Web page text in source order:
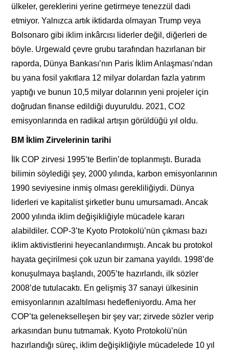
ülkeler, gereklerini yerine getirmeye tenezzül dadi
etmiyor. Yalnızca artık iktidarda olmayan Trump veya
Bolsonaro gibi iklim inkârcısı liderler değil, diğerleri de
böyle. Urgewald çevre grubu tarafından hazırlanan bir
raporda, Dünya Bankası’nın Paris İklim Anlaşması’ndan
bu yana fosil yakıtlara 12 milyar dolardan fazla yatırım
yaptığı ve bunun 10,5 milyar dolarının yeni projeler için
doğrudan finanse edildiği duyuruldu. 2021, CO2
emisyonlarında en radikal artışın görüldüğü yıl oldu.
BM İklim Zirvelerinin tarihi
İlk COP zirvesi 1995’te Berlin’de toplanmıştı. Burada
bilimin söylediği şey, 2000 yılında, karbon emisyonlarının
1990 seviyesine inmiş olması gerekliliğiydi. Dünya
liderleri ve kapitalist şirketler bunu umursamadı. Ancak
2000 yılında iklim değişikliğiyle mücadele kararı
alabildiler. COP-3’te Kyoto Protokolü’nün çıkması bazı
iklim aktivistlerini heyecanlandırmıştı. Ancak bu protokol
hayata geçirilmesi çok uzun bir zamana yayıldı. 1998’de
konuşulmaya başlandı, 2005’te hazırlandı, ilk sözler
2008’de tutulacaktı. En gelişmiş 37 sanayi ülkesinin
emisyonlarının azaltılması hedefleniyordu. Ama her
COP’ta gelenekselleşen bir şey var; zirvede sözler verip
arkasından bunu tutmamak. Kyoto Protokolü’nün
hazırlandığı süreç, iklim değişikliğiyle mücadelede 10 yıl